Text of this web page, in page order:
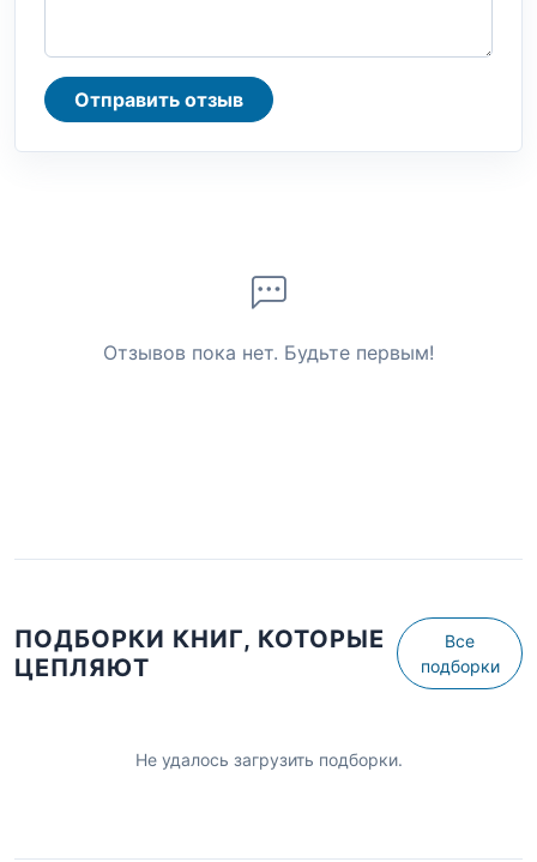
Отправить отзыв
Отзывов пока нет. Будьте первым!
ПОДБОРКИ КНИГ, КОТОРЫЕ
ЦЕПЛЯЮТ
Все
подборки
Не удалось загрузить подборки.